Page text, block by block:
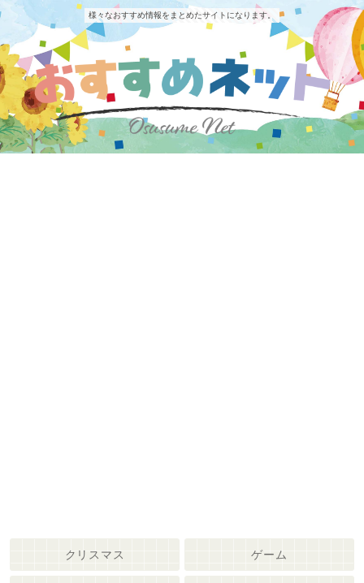
様々なおすすめ情報をまとめたサイトになります。
クリスマス ゲーム